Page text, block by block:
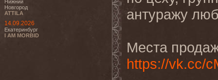
Нижний
Новгород
ATTILA
14.09.2026
Екатеринбург
I AM MORBID
антуражу
Места
https://vk.cc/